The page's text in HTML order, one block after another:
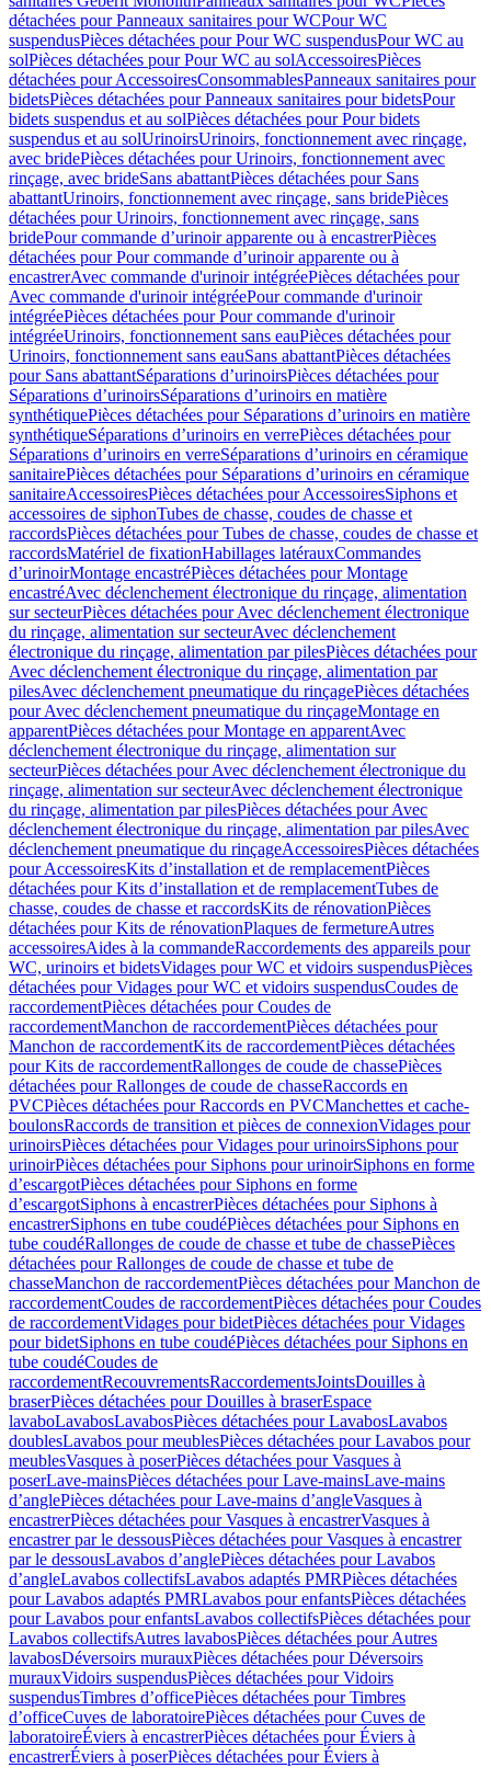
détachées pour Panneaux sanitaires pour WCPour WC
suspendusPièces détachées pour Pour WC suspendusPour WC au
solPièces détachées pour Pour WC au solAccessoiresPièces
détachées pour AccessoiresConsommablesPanneaux sanitaires pour
bidetsPièces détachées pour Panneaux sanitaires pour bidetsPour
bidets suspendus et au solPièces détachées pour Pour bidets
suspendus et au solUrinoirsUrinoirs, fonctionnement avec rinçage,
avec bridePièces détachées pour Urinoirs, fonctionnement avec
rinçage, avec brideSans abattantPièces détachées pour Sans
abattantUrinoirs, fonctionnement avec rinçage, sans bridePièces
détachées pour Urinoirs, fonctionnement avec rinçage, sans
bridePour commande d’urinoir apparente ou à encastrerPièces
détachées pour Pour commande d’urinoir apparente ou à
encastrerAvec commande d'urinoir intégréePièces détachées pour
Avec commande d'urinoir intégréePour commande d'urinoir
intégréePièces détachées pour Pour commande d'urinoir
intégréeUrinoirs, fonctionnement sans eauPièces détachées pour
Urinoirs, fonctionnement sans eauSans abattantPièces détachées
pour Sans abattantSéparations d’urinoirsPièces détachées pour
Séparations d’urinoirsSéparations d’urinoirs en matière
synthétiquePièces détachées pour Séparations d’urinoirs en matière
synthétiqueSéparations d’urinoirs en verrePièces détachées pour
Séparations d’urinoirs en verreSéparations d’urinoirs en céramique
sanitairePièces détachées pour Séparations d’urinoirs en céramique
sanitaireAccessoiresPièces détachées pour AccessoiresSiphons et
accessoires de siphonTubes de chasse, coudes de chasse et
raccordsPièces détachées pour Tubes de chasse, coudes de chasse et
raccordsMatériel de fixationHabillages latérauxCommandes
dʼurinoirMontage encastréPièces détachées pour Montage
encastréAvec déclenchement électronique du rinçage, alimentation
sur secteurPièces détachées pour Avec déclenchement électronique
du rinçage, alimentation sur secteurAvec déclenchement
électronique du rinçage, alimentation par pilesPièces détachées pour
Avec déclenchement électronique du rinçage, alimentation par
pilesAvec déclenchement pneumatique du rinçagePièces détachées
pour Avec déclenchement pneumatique du rinçageMontage en
apparentPièces détachées pour Montage en apparentAvec
déclenchement électronique du rinçage, alimentation sur
secteurPièces détachées pour Avec déclenchement électronique du
rinçage, alimentation sur secteurAvec déclenchement électronique
du rinçage, alimentation par pilesPièces détachées pour Avec
déclenchement électronique du rinçage, alimentation par pilesAvec
déclenchement pneumatique du rinçageAccessoiresPièces détachées
pour AccessoiresKits d’installation et de remplacementPièces
détachées pour Kits d’installation et de remplacementTubes de
chasse, coudes de chasse et raccordsKits de rénovationPièces
détachées pour Kits de rénovationPlaques de fermetureAutres
accessoiresAides à la commandeRaccordements des appareils pour
WC, urinoirs et bidetsVidages pour WC et vidoirs suspendusPièces
détachées pour Vidages pour WC et vidoirs suspendusCoudes de
raccordementPièces détachées pour Coudes de
raccordementManchon de raccordementPièces détachées pour
Manchon de raccordementKits de raccordementPièces détachées
pour Kits de raccordementRallonges de coude de chassePièces
détachées pour Rallonges de coude de chasseRaccords en
PVCPièces détachées pour Raccords en PVCManchettes et cache-
boulonsRaccords de transition et pièces de connexionVidages pour
urinoirsPièces détachées pour Vidages pour urinoirsSiphons pour
urinoirPièces détachées pour Siphons pour urinoirSiphons en forme
d’escargotPièces détachées pour Siphons en forme
d’escargotSiphons à encastrerPièces détachées pour Siphons à
encastrerSiphons en tube coudéPièces détachées pour Siphons en
tube coudéRallonges de coude de chasse et tube de chassePièces
détachées pour Rallonges de coude de chasse et tube de
chasseManchon de raccordementPièces détachées pour Manchon de
raccordementCoudes de raccordementPièces détachées pour Coudes
de raccordementVidages pour bidetPièces détachées pour Vidages
pour bidetSiphons en tube coudéPièces détachées pour Siphons en
tube coudéCoudes de
raccordementRecouvrementsRaccordementsJointsDouilles à
braserPièces détachées pour Douilles à braserEspace
lavaboLavabosLavabosPièces détachées pour LavabosLavabos
doublesLavabos pour meublesPièces détachées pour Lavabos pour
meublesVasques à poserPièces détachées pour Vasques à
poserLave-mainsPièces détachées pour Lave-mainsLave-mains
d’anglePièces détachées pour Lave-mains d’angleVasques à
encastrerPièces détachées pour Vasques à encastrerVasques à
encastrer par le dessousPièces détachées pour Vasques à encastrer
par le dessousLavabos d’anglePièces détachées pour Lavabos
d’angleLavabos collectifsLavabos adaptés PMRPièces détachées
pour Lavabos adaptés PMRLavabos pour enfantsPièces détachées
pour Lavabos pour enfantsLavabos collectifsPièces détachées pour
Lavabos collectifsAutres lavabosPièces détachées pour Autres
lavabosDéversoirs murauxPièces détachées pour Déversoirs
murauxVidoirs suspendusPièces détachées pour Vidoirs
suspendusTimbres dʼofficePièces détachées pour Timbres
dʼofficeCuves de laboratoirePièces détachées pour Cuves de
laboratoireÉviers à encastrerPièces détachées pour Éviers à
encastrerÉviers à poserPièces détachées pour Éviers à